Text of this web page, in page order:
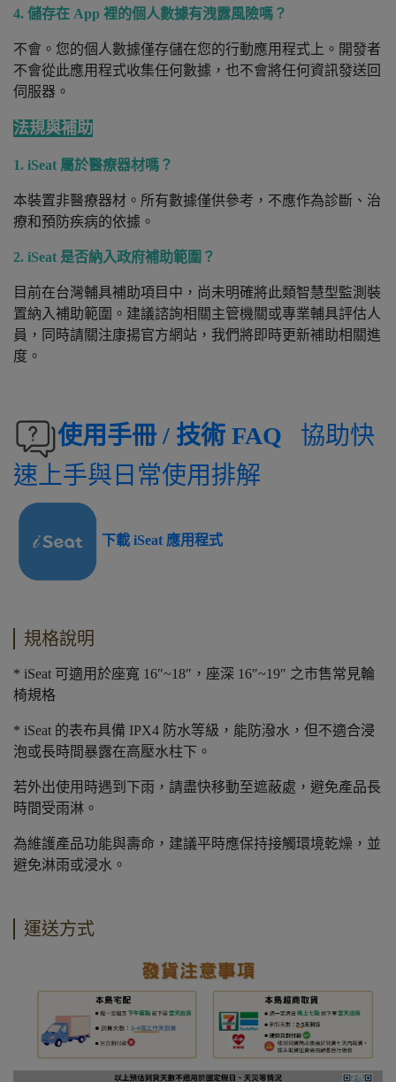
4. 儲存在 App 裡的個人數據有洩露風險嗎？
不會。您的個人數據僅存儲在您的行動應用程式上。開發者
不會從此應用程式收集任何數據，也不會將任何資訊發送回
伺服器。
法規與補助
1. iSeat 屬於醫療器材嗎？
本裝置非醫療器材。所有數據僅供參考，不應作為診斷、治
療和預防疾病的依據。
2. iSeat 是否納入政府補助範圍？
目前在台灣輔具補助項目中，尚未明確將此類智慧型監測裝
置納入補助範圍。建議諮詢相關主管機關或專業輔具評估人
員，同時請關注康揚官方網站，我們將即時更新補助相關進
度。
使用手冊 / 技術 FAQ 協助快
速上手與日常使用排解
下載 iSeat 應用程式
規格說明
* iSeat 可適用於座寬 16″~18″，座深 16″~19″ 之市售常見輪
椅規格
* iSeat 的表布具備 IPX4 防水等級，能防潑水，但不適合浸
泡或長時間暴露在高壓水柱下。
若外出使用時遇到下雨，請盡快移動至遮蔽處，避免產品長
時間受雨淋。
為維護產品功能與壽命，建議平時應保持接觸環境乾燥，並
避免淋雨或浸水。
運送方式